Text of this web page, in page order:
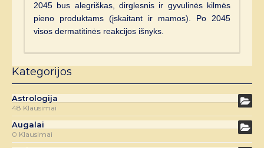
2045 bus alegriškas, dirglesnis ir gyvulinės kilmės
pieno produktams (įskaitant ir mamos). Po 2045
visos dermatitinės reakcijos išnyks.
Kategorijos
Astrologija
48 Klausimai
Augalai
0 Klausimai